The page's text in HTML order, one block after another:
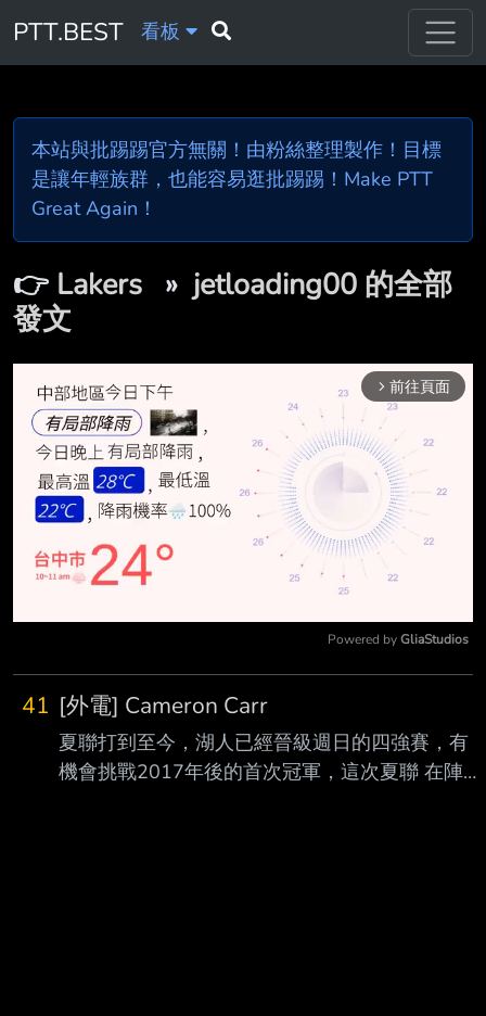
PTT.BEST 看板
本站與批踢踢官方無關！由粉絲整理製作！目標
是讓年輕族群，也能容易逛批踢踢！Make PTT
Great Again！
👉 Lakers » jetloading00 的全部
發文
arrow_forward_ios 前往頁面
Powered by GliaStudios
41 [外電] Cameron Carr
夏聯打到至今，湖人已經晉級週日的四強賽，有
機會挑戰2017年後的首次冠軍，這次夏聯 在陣容